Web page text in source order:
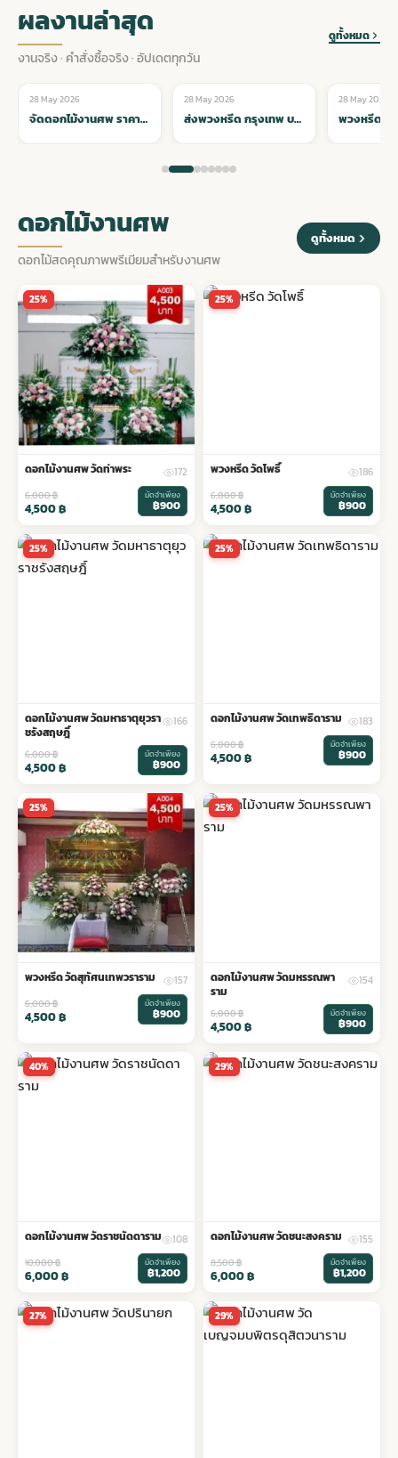
ร้านดอกไม้งานศพ ใกล้ฉัน
จัดดอกไม้งานศพ ราคา
พวงดอกไม้งานศพ
tpdecorate ปูพื้น
ส่งพวงหรีด ด่วน กรุงเทพ
ร้านพวงหรีด กรุงเทพ ส่งฟรี
พวงหรีด ปากคลองตลาด ราคา
มรุ ส่งด่วน
ผลงานล่าสุด
งานจริง · คำสั่งซื้อจริง · อัปเดตทุกวัน
ดูทั้งหมด
🌸 ดอกไม้หน้าเมรุ
28 May 2026
ส่งพวงหรีด กรุงเทพ บริการจัดส่งทั่วทุกเขต ตรงเวลา น่าเชื่อถือ
🌸 ดอกไม้หน้าเมรุ
28 May 2026
พวงหรีด ส่งด่วน กรุงเทพ บริการ 24 ชั่วโมง จัดส่งทันทีทุกเขต
🌸 ดอกไม้หน้า
28 May 2026
ดอกไม้งานศพ
ดอกไม้สดคุณภาพพรีเมียมสำหรับงานศพ
ดูทั้งหมด
25%
ดอกไม้งานศพ วัดท่าพระ 172
6,000฿
4,500฿
มัดจำเพียง
฿900
25%
พวงหรีด วัดโพธิ์ 186
6,000฿
4,500฿
มัดจำเพียง
฿900
25%
ดอกไม้งานศพ วัดมหาธาตุยุวรา
ชรังสฤษฎิ์
166
6,000฿
4,500฿
มัดจำเพียง
฿900
25%
ดอกไม้งานศพ วัดเทพธิดาราม 183
6,000฿
4,500฿
มัดจำเพียง
฿900
25%
พวงหรีด วัดสุทัศนเทพวราราม 157
6,000฿
4,500฿
มัดจำเพียง
฿900
25%
ดอกไม้งานศพ วัดมหรรณพา
ราม
154
6,000฿
4,500฿
มัดจำเพียง
฿900
40%
ดอกไม้งานศพ วัดราชนัดดาราม 108
10,000฿
6,000฿
มัดจำเพียง
฿1,200
29%
ดอกไม้งานศพ วัดชนะสงคราม 155
8,500฿
6,000฿
มัดจำเพียง
฿1,200
27% 29%